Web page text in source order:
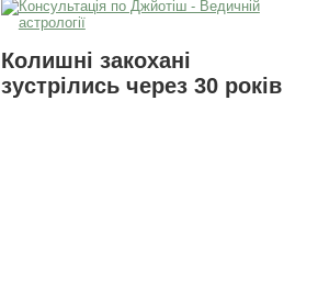
Колишні закохані
зустрілись через 30 років